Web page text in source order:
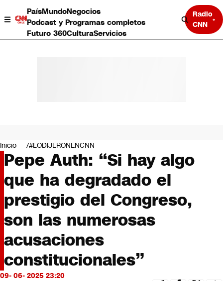
PaísMundoNegocios
Podcast y Programas completos
Futuro 360CulturaServicios
Radio
CNN
Negocios
Deportes
Programas completos
Cultura
Servicios
Bits
CNN tiempo
Opinión
Inicio #LODIJERONENCNN
Pepe Auth: “Si hay algo
que ha degradado el
prestigio del Congreso,
son las numerosas
acusaciones
constitucionales”
09- 06- 2025 23:20